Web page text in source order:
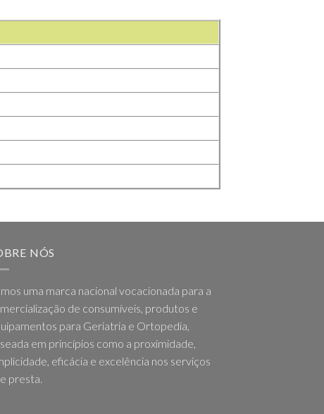
NÓS
uma marca nacional vocacionada para a
de consumíveis, produtos e
para Geriatria e Ortopedia,
em princípios como a proximidade,
eficácia e excelência nos serviços
presta.